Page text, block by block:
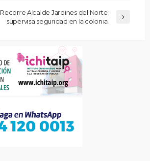
Recorre Alcalde Jardines del Norte;
supervisa seguridad en la colonia.